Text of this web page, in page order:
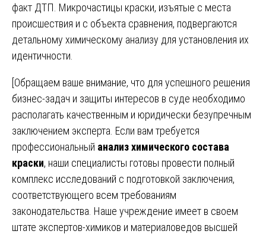
факт ДТП. Микрочастицы краски, изъятые с места
происшествия и с объекта сравнения, подвергаются
детальному химическому анализу для установления их
идентичности.
[Обращаем ваше внимание, что для успешного решения
бизнес-задач и защиты интересов в суде необходимо
располагать качественным и юридически безупречным
заключением эксперта. Если вам требуется
профессиональный анализ химического состава
краски, наши специалисты готовы провести полный
комплекс исследований с подготовкой заключения,
соответствующего всем требованиям
законодательства. Наше учреждение имеет в своем
штате экспертов-химиков и материаловедов высшей